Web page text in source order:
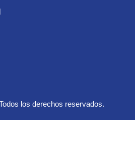
los derechos reservados.